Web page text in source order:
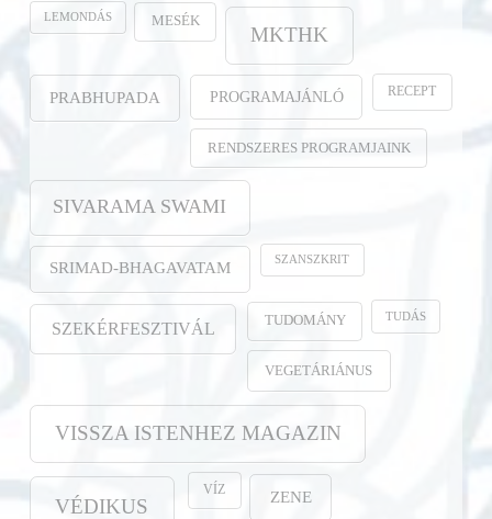
LEMONDÁS MESÉK
MKTHK
PRABHUPADA PROGRAMAJÁNLÓ RECEPT
RENDSZERES PROGRAMJAINK
SIVARAMA SWAMI
SRIMAD-BHAGAVATAM SZANSZKRIT
SZEKÉRFESZTIVÁL TUDOMÁNY TUDÁS
VEGETÁRIÁNUS
VISSZA ISTENHEZ MAGAZIN
VÉDIKUS
VÍZ ZENE